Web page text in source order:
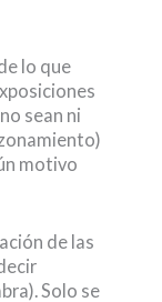
lo que
sean ni
motivo
de las
Solo se